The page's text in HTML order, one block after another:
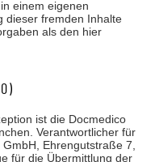
einem eigenen
dieser fremden Inhalte
als den hier
ist die Docmedico
Verantwortlicher für
Ehrengutstraße 7,
für die Übermittlung der